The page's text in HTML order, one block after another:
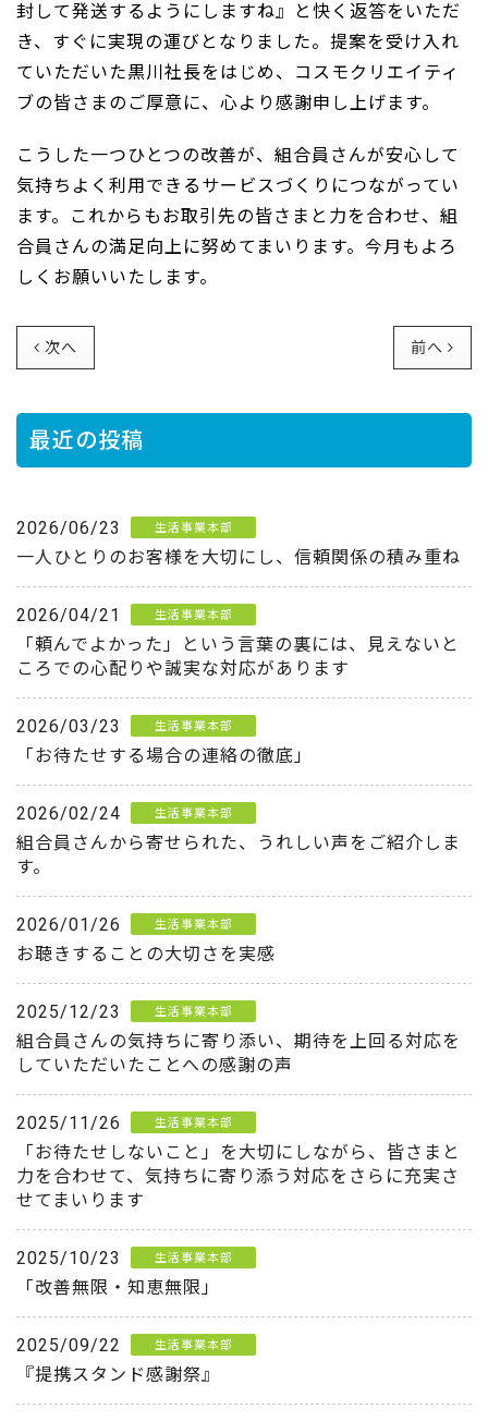
封して発送するようにしますね』と快く返答をいただ
き、すぐに実現の運びとなりました。提案を受け入れ
ていただいた黒川社長をはじめ、コスモクリエイティ
ブの皆さまのご厚意に、心より感謝申し上げます。
こうした一つひとつの改善が、組合員さんが安心して
気持ちよく利用できるサービスづくりにつながってい
ます。これからもお取引先の皆さまと力を合わせ、組
合員さんの満足向上に努めてまいります。今月もよろ
しくお願いいたします。
次へ 前へ
最近の投稿
2026/06/23 生活事業本部
一人ひとりのお客様を大切にし、信頼関係の積み重ね
2026/04/21 生活事業本部
「頼んでよかった」という言葉の裏には、見えないと
ころでの心配りや誠実な対応があります
2026/03/23 生活事業本部
「お待たせする場合の連絡の徹底」
2026/02/24 生活事業本部
組合員さんから寄せられた、うれしい声をご紹介しま
す。
2026/01/26 生活事業本部
お聴きすることの大切さを実感
2025/12/23 生活事業本部
組合員さんの気持ちに寄り添い、期待を上回る対応を
していただいたことへの感謝の声
2025/11/26 生活事業本部
「お待たせしないこと」を大切にしながら、皆さまと
力を合わせて、気持ちに寄り添う対応をさらに充実さ
せてまいります
2025/10/23 生活事業本部
「改善無限・知恵無限」
2025/09/22 生活事業本部
『提携スタンド感謝祭』